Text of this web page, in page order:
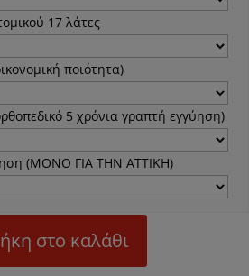
17 λάτες
ποιότητα)
5 χρόνια γραπτή εγγύηση)
(ΜΟΝΟ ΓΙΑ ΤΗΝ ΑΤΤΙΚΗ)
στο καλάθι